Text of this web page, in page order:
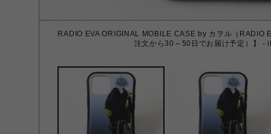
RADIO EVA ORIGINAL MOBILE CASE by カヲル（RADIO
注文から30～50日でお届け予定）】 -